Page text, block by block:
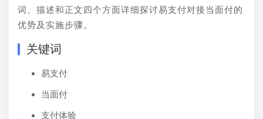
词、描述和正文四个方面详细探讨易支付对接当面付的
优势及实施步骤。
关键词
易支付
当面付
支付体验